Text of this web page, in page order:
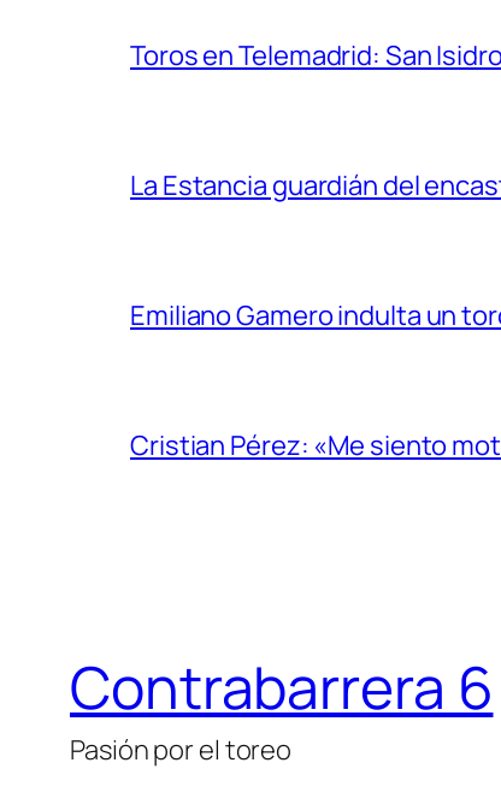
Toros en Telemadrid: San
La Estancia guardián del
Emiliano Gamero indulta un
Cristian Pérez: «Me siento
Contrabarrera 6
Pasión por el toreo